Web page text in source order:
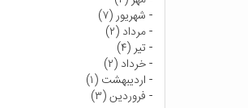
- شهریور (۷)
-مرداد (۲)
-تیر (۴)
-خرداد (۲)
- اردیبهشت (۱)
- فروردین (۳)